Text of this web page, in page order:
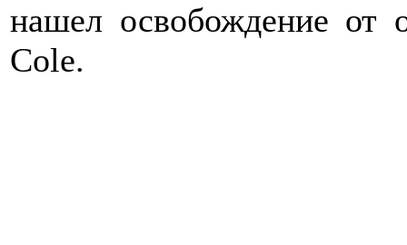
нашел освобождение от
Cole.